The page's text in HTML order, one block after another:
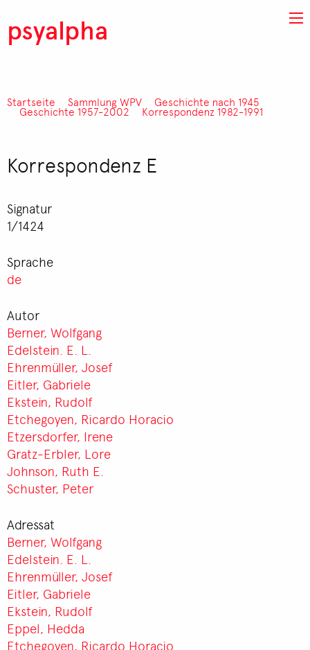
psyalpha
Pfadnavigation
Startseite Sammlung WPV Geschichte nach 1945
Geschichte 1957-2002 Korrespondenz 1982-1991
Korrespondenz E
Signatur
1/1424
Sprache
de
Autor
Berner, Wolfgang
Edelstein. E. L.
Ehrenmüller, Josef
Eitler, Gabriele
Ekstein, Rudolf
Etchegoyen, Ricardo Horacio
Etzersdorfer, Irene
Gratz-Erbler, Lore
Johnson, Ruth E.
Schuster, Peter
Adressat
Berner, Wolfgang
Edelstein. E. L.
Ehrenmüller, Josef
Eitler, Gabriele
Ekstein, Rudolf
Eppel, Hedda
Etchegoyen, Ricardo Horacio